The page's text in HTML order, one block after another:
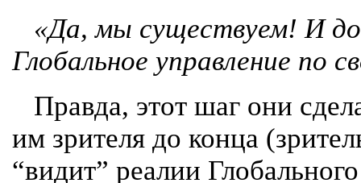
«Да, мы существуем! И до
Глобальное управление по
Правда, этот шаг они
им зрителя до конца
“видит” реалии